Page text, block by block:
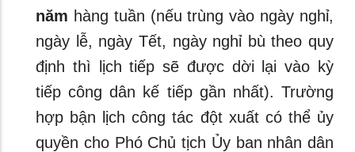
năm hàng tuần (nếu trùng vào ngày nghỉ,
ngày lễ, ngày Tết, ngày nghỉ bù theo quy
định thì lịch tiếp sẽ được dời lại vào kỳ
tiếp công dân kế tiếp gần nhất). Trường
hợp bận lịch công tác đột xuất có thể ủy
quyền cho Phó Chủ tịch Ủy ban nhân dân